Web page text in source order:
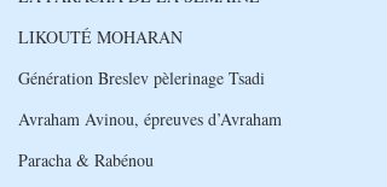
LIKOUTÉ MOHARAN
Génération Breslev pèlerinage Tsadi
Avraham Avinou, épreuves d’Avraham
Paracha & Rabénou